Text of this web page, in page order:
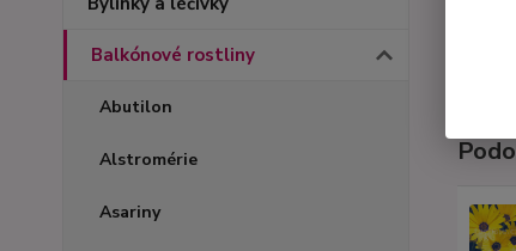
Balkónové rostliny
Abutilon
Alstromérie
Asariny